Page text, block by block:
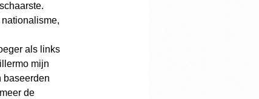
als links
mijn
baseerden
de